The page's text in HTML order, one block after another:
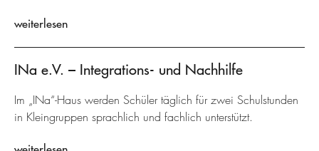
weiterlesen
INa e.V. – Integrations- und Nachhilfe
Im „INa“-Haus werden Schüler täglich für zwei Schulstunden
in Kleingruppen sprachlich und fachlich unterstützt.